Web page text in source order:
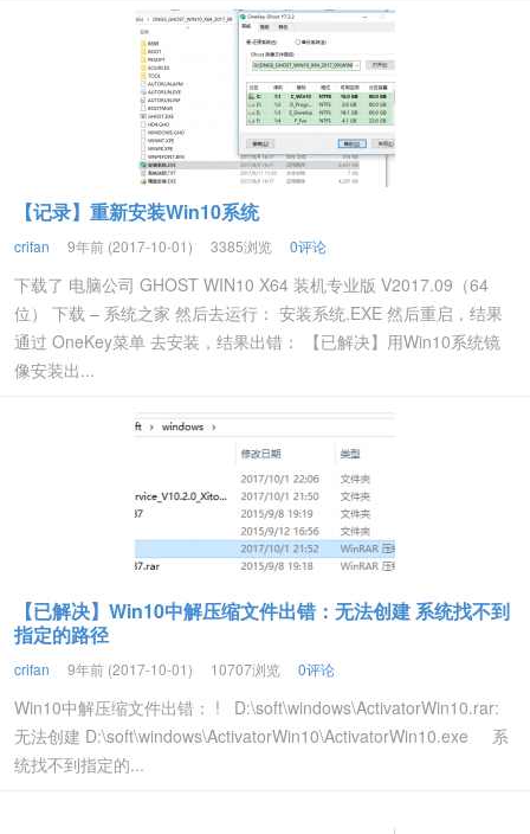
【记录】重新安装Win10系统
crifan 9年前 (2017-10-01) 3385浏览 0评论
下载了 电脑公司 GHOST WIN10 X64 装机专业版 V2017.09（64
位） 下载 – 系统之家 然后去运行： 安装系统.EXE 然后重启，结果
通过 OneKey菜单 去安装，结果出错： 【已解决】用Win10系统镜
像安装出...
【已解决】Win10中解压缩文件出错：无法创建 系统找不到
指定的路径
crifan 9年前 (2017-10-01) 10707浏览 0评论
Win10中解压缩文件出错： ! D:\soft\windows\ActivatorWin10.rar:
无法创建 D:\soft\windows\ActivatorWin10\ActivatorWin10.exe 系
统找不到指定的...